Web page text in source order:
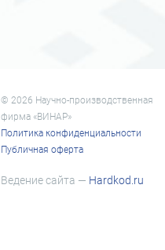
© 2026 Научно-производственная
фирма «ВИНАР»
Политика конфиденциальности
Публичная оферта
Ведение сайта — Hardkod.ru